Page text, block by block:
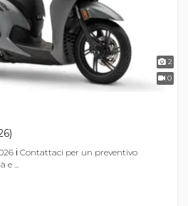
2
0
ℹ Contattaci per un preventivo
e ...